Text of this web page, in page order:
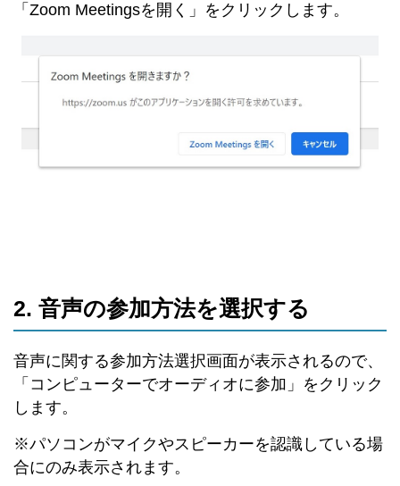
「Zoom Meetingsを開く」をクリックします。
2. 音声の参加方法を選択する
音声に関する参加方法選択画面が表示されるので、
「コンピューターでオーディオに参加」をクリック
します。
※パソコンがマイクやスピーカーを認識している場
合にのみ表示されます。